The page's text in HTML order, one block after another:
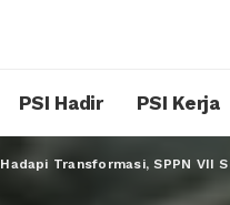
PSI Hadir PSI Kerja
Hadapi Transformasi, SPPN VII